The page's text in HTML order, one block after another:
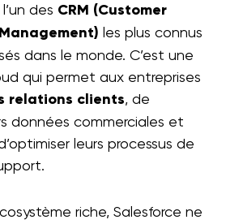
des CRM (Customer
les plus connus
dans le monde. C’est une
qui permet aux entreprises
relations clients, de
données commerciales et
leurs processus de
riche, Salesforce ne